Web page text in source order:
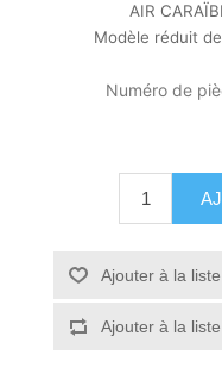
AIR
Modèle réduit
Numéro de
Ajouter à la
Ajouter à la